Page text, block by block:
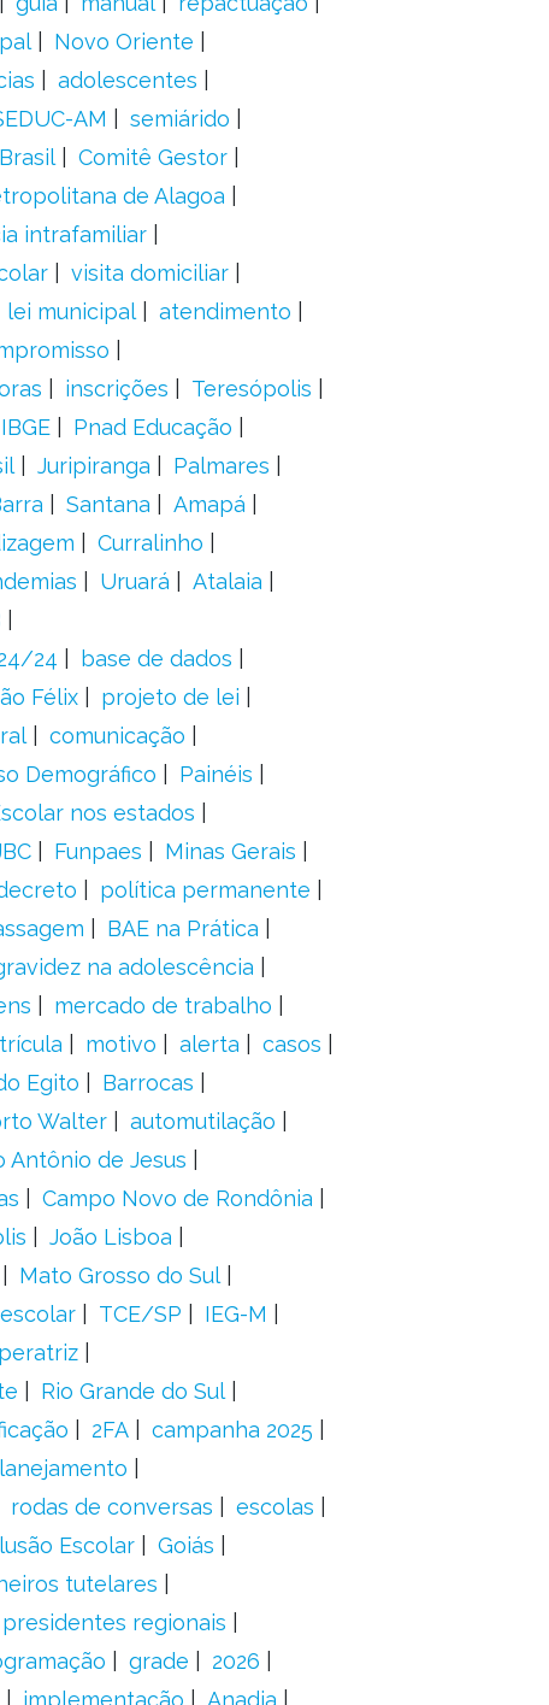
Novo Oriente
adolescentes
AM
semiárido
Comitê Gestor
de Alagoa
intrafamiliar
visita domiciliar
lei municipal
atendimento
inscrições
Teresópolis
IBGE
Pnad Educação
Juripiranga
Palmares
Santana
Amapá
Curralinho
Uruará
Atalaia
24
base de dados
Félix
projeto de lei
comunicação
Demográfico
Painéis
nos estados
Funpaes
Minas Gerais
política permanente
BAE na Prática
na adolescência
mercado de trabalho
motivo alerta
casos
Egito
Barrocas
Walter
automutilação
Antônio de Jesus
Campo Novo de Rondônia
João Lisboa
Mato Grosso do Sul
TCE/SP
IEG-M
Rio Grande do Sul
2FA
campanha 2025
rodas de conversas
escolas
Escolar
Goiás
tutelares
presidentes regionais
grade
2026
implementação Anadia